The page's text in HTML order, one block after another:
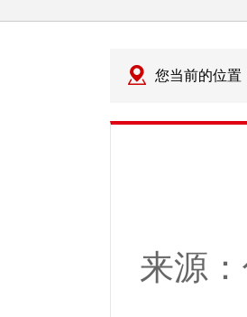
您当前的位置
来源：